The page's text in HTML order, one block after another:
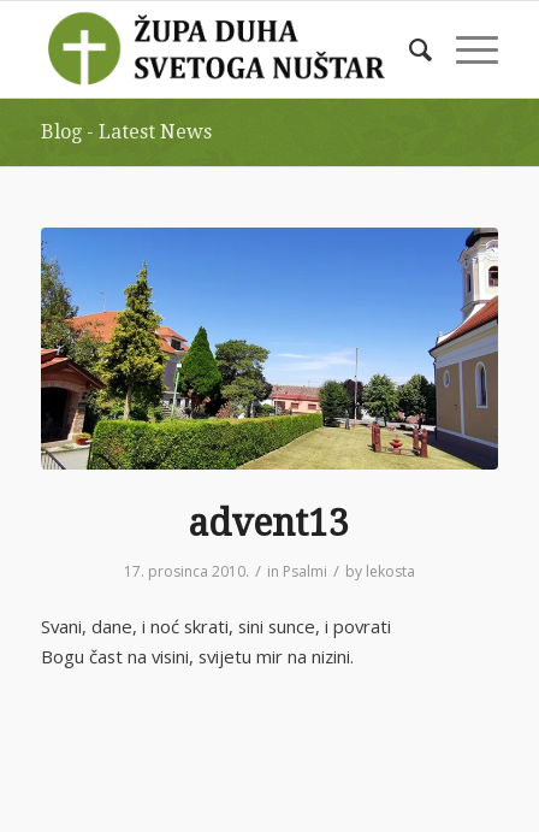
Blog - Latest News
advent13
17. prosinca 2010. / in Psalmi / by lekosta
Svani, dane, i noć skrati, sini sunce, i povrati
Bogu čast na visini, svijetu mir na nizini.